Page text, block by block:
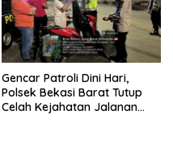
Gencar Patroli Dini Hari,
Polsek Bekasi Barat Tutup
Celah Kejahatan Jalanan